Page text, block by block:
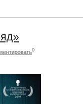
0